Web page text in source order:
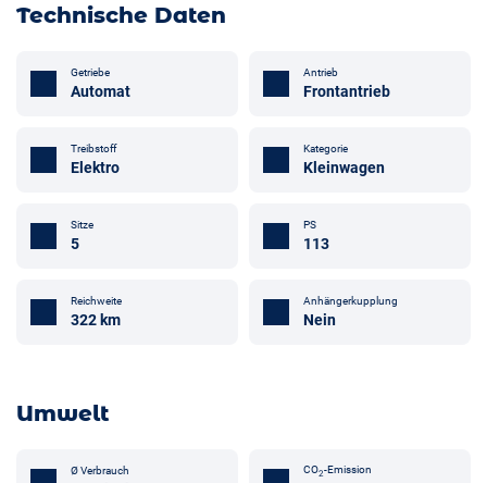
Technische Daten
Getriebe
Automat
Antrieb
Frontantrieb
Treibstoff
Elektro
Kategorie
Kleinwagen
Sitze
5
PS
113
Reichweite
322 km
Anhängerkupplung
Nein
Umwelt
Ø Verbrauch CO2-Emission